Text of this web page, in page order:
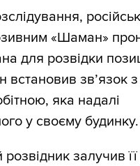
«Шаман»
для розвідки
встановив зв’язок з
яка надалі
у своєму будинку.
розвідник залучив